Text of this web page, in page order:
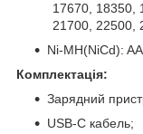
17670, 18350,
21700, 22500,
Ni-MH(NiCd):
Комплектація:
Зарядний
USB-C кабель;